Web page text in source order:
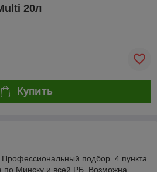
20л
Купить
Профессиональный подбор. 4 пункта
по Минску и всей РБ. Возможна